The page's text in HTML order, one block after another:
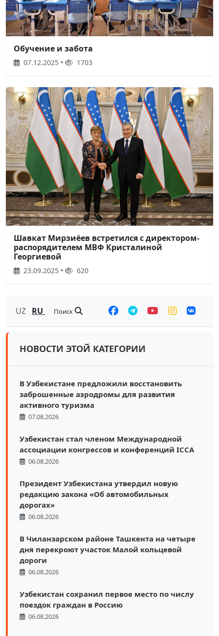
Обучение и забота
07.12.2025 • 1703
Шавкат Мирзиёев встретился с директором-
распорядителем МВФ Кристалиной
Георгиевой
23.09.2025 • 620
UZ RU Поиск
НОВОСТИ ЭТОЙ КАТЕГОРИИ
В Узбекистане предложили восстановить
заброшенные аэродромы для развития
активного туризма
07.08.2026
Узбекистан стал членом Международной
ассоциации конгрессов и конференций ICCA
06.08.2026
Президент Узбекистана утвердил новую
редакцию закона «Об автомобильных
дорогах»
06.08.2026
В Чиланзарском районе Ташкента на четыре
дня перекроют участок Малой кольцевой
дороги
06.08.2026
Узбекистан сохранил первое место по числу
поездок граждан в Россию
06.08.2026